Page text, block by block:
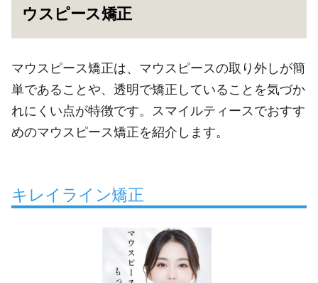
ウスピース矯正
マウスピース矯正は、マウスピースの取り外しが簡
単であることや、透明で矯正していることを気づか
れにくい点が特徴です。スマイルティースでおすす
めのマウスピース矯正を紹介します。
キレイライン矯正